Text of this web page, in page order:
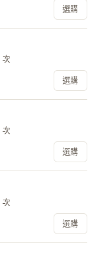
選購
次
選購
次
選購
次
選購